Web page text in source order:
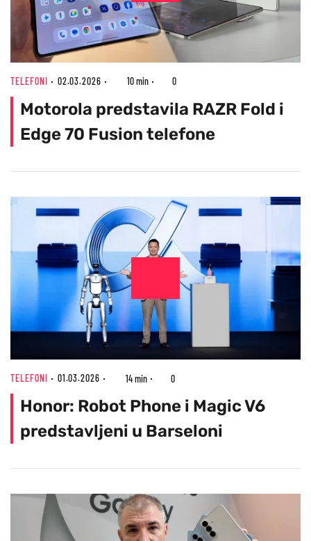
TELEFONI 02.03.2026 10 min 0
Motorola predstavila RAZR Fold i
Edge 70 Fusion telefone
TELEFONI 01.03.2026 14 min 0
Honor: Robot Phone i Magic V6
predstavljeni u Barseloni